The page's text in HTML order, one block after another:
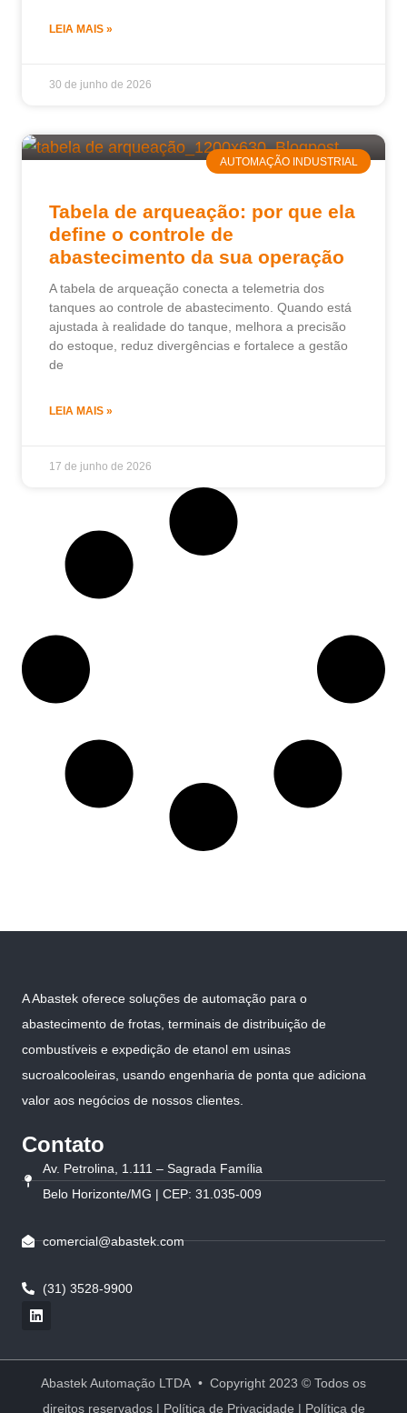
LEIA MAIS »
30 de junho de 2026
AUTOMAÇÃO INDUSTRIAL
Tabela de arqueação: por que ela
define o controle de
abastecimento da sua operação
A tabela de arqueação conecta a telemetria dos
tanques ao controle de abastecimento. Quando está
ajustada à realidade do tanque, melhora a precisão
do estoque, reduz divergências e fortalece a gestão
de
LEIA MAIS »
17 de junho de 2026
A Abastek oferece soluções de automação para o
abastecimento de frotas, terminais de distribuição de
combustíveis e expedição de etanol em usinas
sucroalcooleiras, usando engenharia de ponta que adiciona
valor aos negócios de nossos clientes.
Contato
Av. Petrolina, 1.111 – Sagrada Família
Belo Horizonte/MG | CEP: 31.035-009
comercial@abastek.com
(31) 3528-9900
Abastek Automação LTDA • Copyright 2023 © Todos os
direitos reservados | Política de Privacidade | Política de